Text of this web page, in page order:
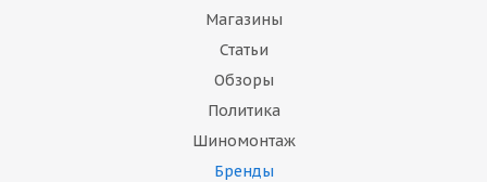
Магазины
Статьи
Обзоры
Политика
Шиномонтаж
Бренды